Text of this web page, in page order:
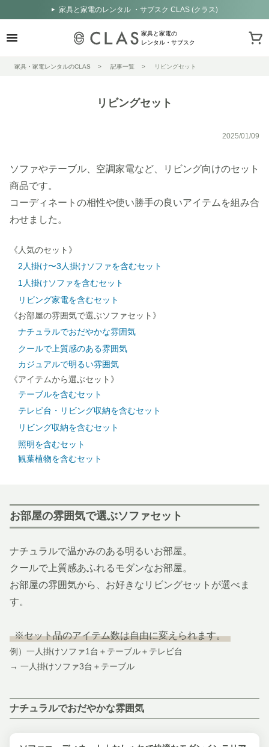
家具と家電のレンタル ・サブスク CLAS (クラス)
家具と家電の
レンタル・サブスク
家具・家電レンタルのCLAS 記事一覧 リビングセット
リビングセット
2025/01/09
ソファやテーブル、空調家電など、リビング向けのセット
商品です。
コーディネートの相性や使い勝手の良いアイテムを組み合
わせました。
《人気のセット》
2人掛け〜3人掛けソファを含むセット
1人掛けソファを含むセット
リビング家電を含むセット
《お部屋の雰囲気で選ぶソファセット》
ナチュラルでおだやかな雰囲気
クールで上質感のある雰囲気
カジュアルで明るい雰囲気
《アイテムから選ぶセット》
テーブルを含むセット
テレビ台・リビング収納を含むセット
リビング収納を含むセット
照明を含むセット
観葉植物を含むセット
お部屋の雰囲気で選ぶソファセット
ナチュラルで温かみのある明るいお部屋。
クールで上質感あふれるモダンなお部屋。
お部屋の雰囲気から、お好きなリビングセットが選べま
す。
※セット品のアイテム数は自由に変えられます。
例）一人掛けソファ1台＋テーブル＋テレビ台
→ 一人掛けソファ3台＋テーブル
ナチュラルでおだやかな雰囲気